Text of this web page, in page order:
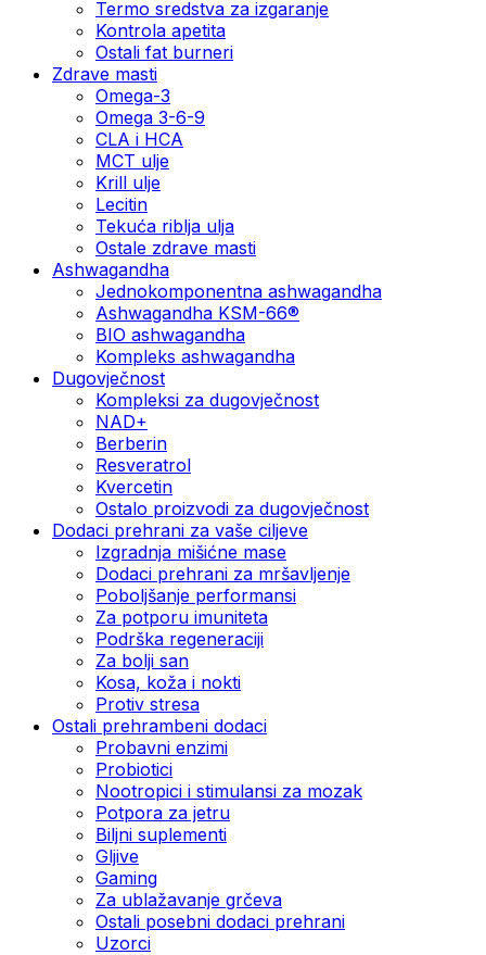
Termo sredstva za izgaranje
Kontrola apetita
Ostali fat burneri
Zdrave masti
Omega-3
Omega 3-6-9
CLA i HCA
MCT ulje
Krill ulje
Lecitin
Tekuća riblja ulja
Ostale zdrave masti
Ashwagandha
Jednokomponentna ashwagandha
Ashwagandha KSM-66®
BIO ashwagandha
Kompleks ashwagandha
Dugovječnost
Kompleksi za dugovječnost
NAD+
Berberin
Resveratrol
Kvercetin
Ostalo proizvodi za dugovječnost
Dodaci prehrani za vaše ciljeve
Izgradnja mišićne mase
Dodaci prehrani za mršavljenje
Poboljšanje performansi
Za potporu imuniteta
Podrška regeneraciji
Za bolji san
Kosa, koža i nokti
Protiv stresa
Ostali prehrambeni dodaci
Probavni enzimi
Probiotici
Nootropici i stimulansi za mozak
Potpora za jetru
Biljni suplementi
Gljive
Gaming
Za ublažavanje grčeva
Ostali posebni dodaci prehrani
Uzorci